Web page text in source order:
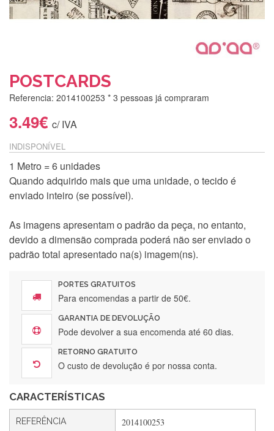
POSTCARDS
Referencia: 2014100253 * 3 pessoas já compraram
3.49€ c/ IVA
INDISPONÍVEL
1 Metro = 6 unidades
Quando adquirido mais que uma unidade, o tecido é
enviado inteiro (se possível).
As imagens apresentam o padrão da peça, no entanto,
devido a dimensão comprada poderá não ser enviado o
padrão total apresentado na(s) imagem(ns).
PORTES GRATUITOS
Para encomendas a partir de 50€.
GARANTIA DE DEVOLUÇÃO
Pode devolver a sua encomenda até 60 dias.
RETORNO GRATUITO
O custo de devolução é por nossa conta.
CARACTERÍSTICAS
REFERÊNCIA 2014100253
Encomenda direitinha. Rapidez e segurança. Volto a
encomendar.
Silvia André
Gostei ,Serviço bastante rápido. recomendo